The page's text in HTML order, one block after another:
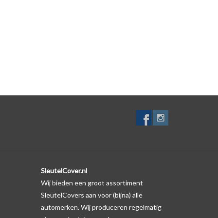
het voorbeeld in de productfoto's
SleutelCover.nl
Wij bieden een groot assortiment
SleutelCovers aan voor (bijna) alle
automerken. Wij produceren regelmatig